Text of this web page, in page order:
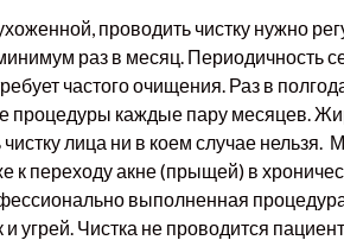
проводить чистку нужно
раз в месяц. Периодичность
частого очищения. Раз в
каждые пару месяцев.
чистку лица ни в коем случае
к переходу акне (прыщей) в
выполненная
и угрей. Чистка не проводится